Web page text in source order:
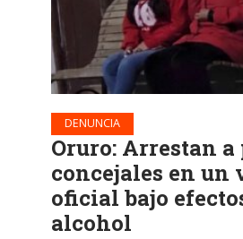
DENUNCIA
Oruro: Arrestan a
concejales en un
oficial bajo
alcohol